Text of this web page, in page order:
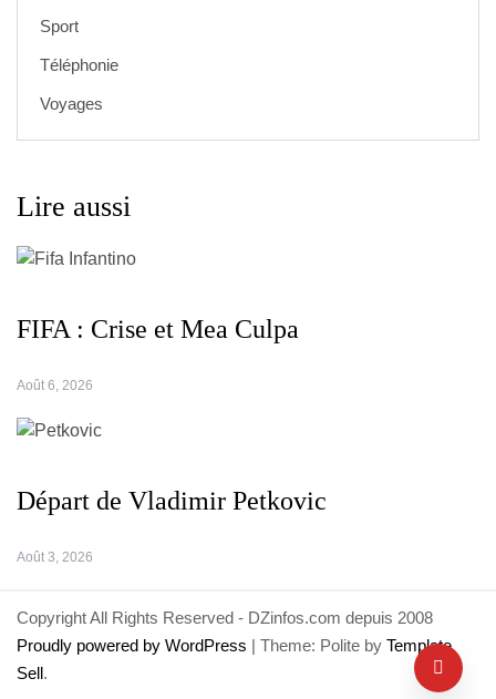
Sport
Téléphonie
Voyages
Lire aussi
FIFA : Crise et Mea Culpa
Août 6, 2026
Départ de Vladimir Petkovic
Août 3, 2026
Copyright All Rights Reserved - DZinfos.com depuis 2008
Proudly powered by WordPress | Theme: Polite by Template
Sell.